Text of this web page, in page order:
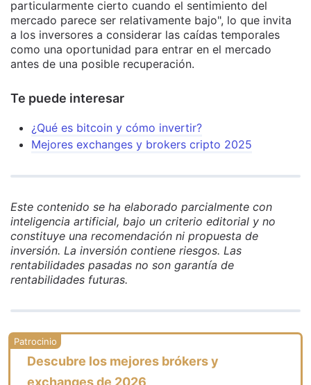
particularmente cierto cuando el sentimiento del
mercado parece ser relativamente bajo", lo que invita
a los inversores a considerar las caídas temporales
como una oportunidad para entrar en el mercado
antes de una posible recuperación.
Te puede interesar
¿Qué es bitcoin y cómo invertir?
Mejores exchanges y brokers cripto 2025
Este contenido se ha elaborado parcialmente con
inteligencia artificial, bajo un criterio editorial y no
constituye una recomendación ni propuesta de
inversión. La inversión contiene riesgos. Las
rentabilidades pasadas no son garantía de
rentabilidades futuras.
Descubre los mejores brókers y
exchanges de 2026